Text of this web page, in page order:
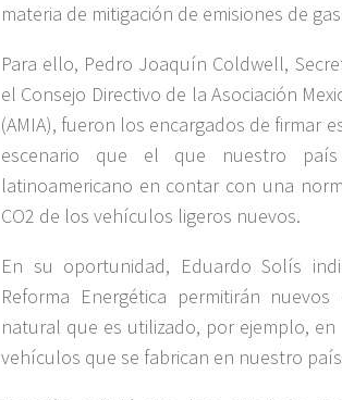
materia de mitigación de emisiones de
Para ello, Pedro Joaquín Coldwell,
el Consejo Directivo de la Asociación
(AMIA), fueron los encargados de firmar
escenario que el que nuestro
latinoamericano en contar con una
CO2 de los vehículos ligeros nuevos.
En su oportunidad, Eduardo Solís
Reforma Energética permitirán
natural que es utilizado, por ejemplo,
vehículos que se fabrican en nuestro